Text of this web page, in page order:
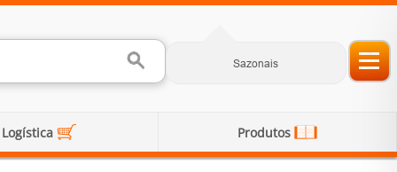
Sazonais
Logística Produtos